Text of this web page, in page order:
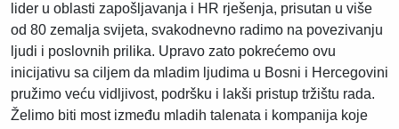
lider u oblasti zapošljavanja i HR rješenja, prisutan u više
od 80 zemalja svijeta, svakodnevno radimo na povezivanju
ljudi i poslovnih prilika. Upravo zato pokrećemo ovu
inicijativu sa ciljem da mladim ljudima u Bosni i Hercegovini
pružimo veću vidljivost, podršku i lakši pristup tržištu rada.
Želimo biti most između mladih talenata i kompanija koje